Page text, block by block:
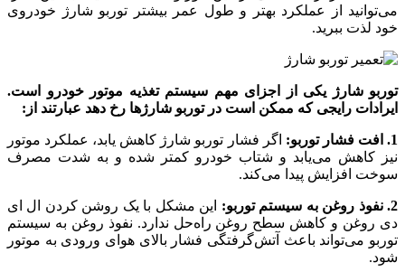
می‌توانید از عملکرد بهتر و طول عمر بیشتر توربو شارژ خودروی
خود لذت ببرید.
توربو شارژ یکی از اجزای مهم سیستم تغذیه موتور خودرو است.
ایرادات رایجی که ممکن است در توربو شارژ‌ها رخ دهد عبارتند از:
1. افت فشار توربو:
اگر فشار توربو شارژ کاهش یابد، عملکرد موتور
نیز کاهش می‌یابد و شتاب خودرو کمتر شده و به شدت مصرف
سوخت افزایش پیدا می‌کند.
2. نفوذ روغن به سیستم توربو:
این مشکل با یک روشن کردن ال ای
دی روغن و کاهش سطح روغن راه‌حل ندارد. نفوذ روغن به سیستم
توربو می‌تواند باعث آتش‌گرفتگی فشار بالای هوای ورودی به موتور
شود.